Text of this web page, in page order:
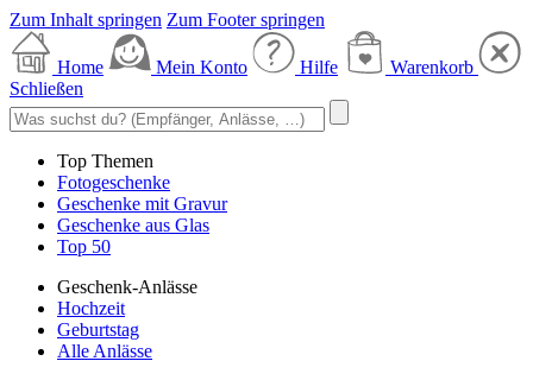
Zum Inhalt springen Zum Footer springen
Home Mein Konto Hilfe
Warenkorb
Schließen
Top Themen
Fotogeschenke
Geschenke mit Gravur
Geschenke aus Glas
Top 50
Geschenk-Anlässe
Hochzeit
Geburtstag
Alle Anlässe